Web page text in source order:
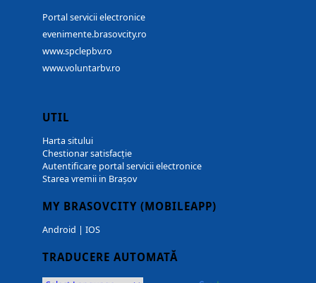
Portal servicii electronice
evenimente.brasovcity.ro
www.spclepbv.ro
www.voluntarbv.ro
UTIL
Harta sitului
Chestionar satisfacție
Autentificare portal servicii electronice
Starea vremii in Brașov
MY BRASOVCITY (MOBILEAPP)
Android | IOS
TRADUCERE AUTOMATĂ